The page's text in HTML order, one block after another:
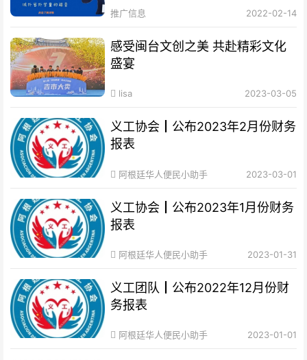
推广信息 2022-02-14
感受闽台文创之美 共赴精彩文化
盛宴
lisa 2023-03-05
义工协会┃公布2023年2月份财务
报表
阿根廷华人便民小助手 2023-03-01
义工协会┃公布2023年1月份财务
报表
阿根廷华人便民小助手 2023-01-31
义工团队┃公布2022年12月份财
务报表
阿根廷华人便民小助手 2023-01-01